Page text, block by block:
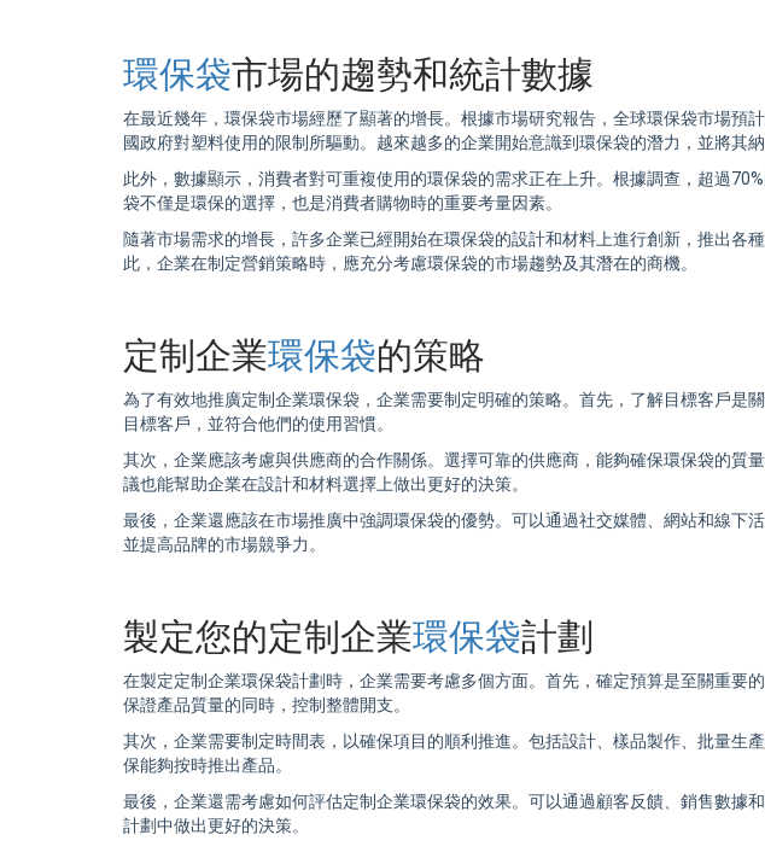
環保袋市場的趨勢和統計數據
在最近幾年， 環保袋市場經歷了顯著的增長。根據市場研究報告，全球環保袋市場預
國政府對塑料使用的限制所驅動。越來越多的企業開始意識到環保袋的潛力，並將其
此外，數據顯示，消費者對可重複使用的環保袋的需求正在上升。根據調查，超過
袋不僅是環保的選擇，也是消費者購物時的重要考量因素。
隨著市場需求的增長，許多企業已經開始在環保袋的設計和材料上進行創新，推出各
此，企業在制定營銷策略時，應充分考慮環保袋的市場趨勢及其潛在的商機。
定制企業環保袋的策略
為了有效地推廣定制企業環保袋 ，企業需要制定明確的策略。首先，了解目標客戶是
目標客戶，並符合他們的使用習慣。
其次，企業應該考慮與供應商的合作關係。選擇可靠的供應商，能夠確保環保袋的質
議也能幫助企業在設計和材料選擇上做出更好的決策。
最後，企業還應該在市場推廣中強調環保袋的優勢。可以通過社交媒體、網站和線下
並提高品牌的市場競爭力。
製定您的定制企業環保袋計劃
在製定定制企業環保袋計劃時，企業需要考慮多個方面。首先，確定預算是至關重要
保證產品質量的同時，控制整體開支。
其次，企業需要制定時間表，以確保項目的順利推進。包括設計、樣品製作、批量
保能夠按時推出產品。
最後，企業還需考慮如何評估定制企業環保袋的效果。可以通過顧客反饋、銷售數據
計劃中做出更好的決策。